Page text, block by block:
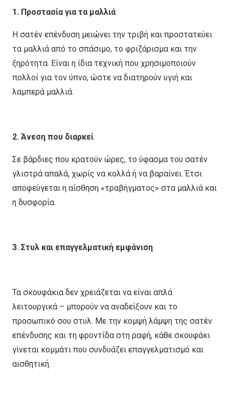
1. Προστασία για τα μαλλιά
Η σατέν επένδυση μειώνει την τριβή και προστατεύει
τα μαλλιά από το σπάσιμο, το φριζάρισμα και την
ξηρότητα. Είναι η ίδια τεχνική που χρησιμοποιούν
πολλοί για τον ύπνο, ώστε να διατηρούν υγιή και
λαμπερά μαλλιά.
2. Άνεση που διαρκεί
Σε βάρδιες που κρατούν ώρες, το ύφασμα του σατέν
γλιστρά απαλά, χωρίς να κολλά ή να βαραίνει. Έτσι
αποφεύγεται η αίσθηση «τραβήγματος» στα μαλλιά και
η δυσφορία.
3. Στυλ και επαγγελματική εμφάνιση
Τα σκουφάκια δεν χρειάζεται να είναι απλά
λειτουργικά – μπορούν να αναδείξουν και το
προσωπικό σου στυλ. Με την κομψή λάμψη της σατέν
επένδυσης και τη φροντίδα στη ραφή, κάθε σκουφάκι
γίνεται κομμάτι που συνδυάζει επαγγελματισμό και
αισθητική.